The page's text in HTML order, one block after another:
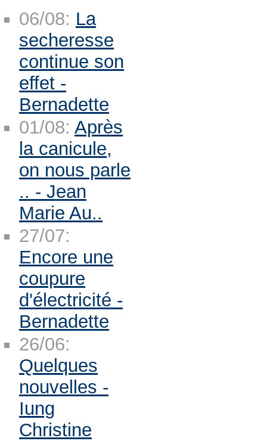
06/08: La
secheresse
continue son
effet -
Bernadette
01/08: Après
la canicule,
on nous parle
.. - Jean
Marie Au..
27/07:
Encore une
coupure
d'électricité -
Bernadette
26/06:
Quelques
nouvelles -
Iung
Christine